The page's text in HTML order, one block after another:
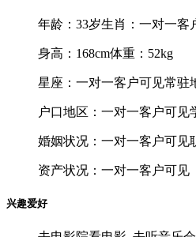
年龄：33岁生肖：一对一客
身高：168cm体重：52kg
星座：一对一客户可见常驻
户口地区：一对一客户可见
婚姻状况：一对一客户可见
资产状况：一对一客户可见
兴趣爱好